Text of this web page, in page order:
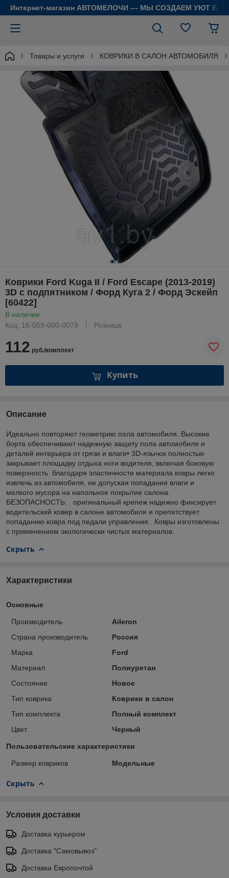
Интернет-магазин АВТОМЕЛОЧИ --- МЫ СОЗДАЕМ УЮТ В
Товары и услуги КОВРИКИ В САЛОН АВТОМОБИЛЯ
Коврики Ford Kuga II / Ford Escape (2013-2019)
3D c подпятником / Форд Куга 2 / Форд Эскейп
[60422]
В наличии
Код: 16-059-000-0079
Розница
112 руб./комплект
Купить
Описание
Идеально повторяют геометрию пола автомобиля. Высокие
борта обеспечивают надежную защиту пола автомобиля и
деталей интерьера от грязи и влаги• 3D-язычок полностью
закрывает площадку отдыха ноги водителя, включая боковую
поверхность благодаря эластичности материала ковры легко
извлечь из автомобиля, не допуская попадания влаги и
мелкого мусора на напольное покрытие салона.
БЕЗОПАСНОСТЬ: оригинальный крепеж надежно фиксирует
водительский ковер в салоне автомобиля и препятствует
попаданию ковра под педали управления. Ковры изготовлены
с применением экологически чистых материалов.
Скрыть
Характеристики
Основные
Производитель
Aileron
Страна производитель
Россия
Марка
Ford
Материал
Полиуретан
Состояние
Новое
Тип коврика
Коврики в салон
Тип комплекта
Полный комплект
Цвет
Черный
Пользовательские характеристики
Размер ковриков Модельные
Скрыть
Условия доставки
Доставка курьером
Доставка "Самовывоз"
Доставка Европочтой